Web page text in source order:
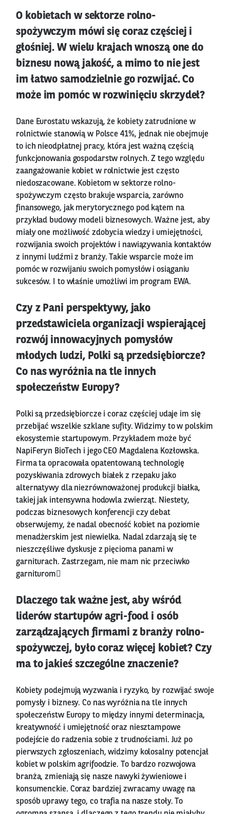
O kobietach w sektorze rolno-
spożywczym mówi się coraz częściej i
głośniej. W wielu krajach wnoszą one do
biznesu nową jakość, a mimo to nie jest
im łatwo samodzielnie go rozwijać. Co
może im pomóc w rozwinięciu skrzydeł?
Dane Eurostatu wskazują, że kobiety zatrudnione w
rolnictwie stanowią w Polsce 41%, jednak nie obejmuje
to ich nieodpłatnej pracy, która jest ważną częścią
funkcjonowania gospodarstw rolnych. Z tego względu
zaangażowanie kobiet w rolnictwie jest często
niedoszacowane. Kobietom w sektorze rolno-
spożywczym często brakuje wsparcia, zarówno
finansowego, jak merytorycznego pod kątem na
przykład budowy modeli biznesowych. Ważne jest, aby
miały one możliwość zdobycia wiedzy i umiejętności,
rozwijania swoich projektów i nawiązywania kontaktów
z innymi ludźmi z branży. Takie wsparcie może im
pomóc w rozwijaniu swoich pomysłów i osiąganiu
sukcesów. I to właśnie umożliwi im program EWA.
Czy z Pani perspektywy, jako
przedstawiciela organizacji wspierającej
rozwój innowacyjnych pomysłów
młodych ludzi, Polki są przedsiębiorcze?
Co nas wyróżnia na tle innych
społeczeństw Europy?
Polki są przedsiębiorcze i coraz częściej udaje im się
przebijać wszelkie szklane sufity. Widzimy to w polskim
ekosystemie startupowym. Przykładem może być
NapiFeryn BioTech i jego CEO Magdalena Kozłowska.
Firma ta opracowała opatentowaną technologię
pozyskiwania zdrowych białek z rzepaku jako
alternatywy dla niezrównoważonej produkcji białka,
takiej jak intensywna hodowla zwierząt. Niestety,
podczas biznesowych konferencji czy debat
obserwujemy, że nadal obecność kobiet na poziomie
menadżerskim jest niewielka. Nadal zdarzają się te
nieszczęśliwe dyskusje z pięcioma panami w
garniturach. Zastrzegam, nie mam nic przeciwko
garniturom
Dlaczego tak ważne jest, aby wśród
liderów startupów agri-food i osób
zarządzających firmami z branży rolno-
spożywczej, było coraz więcej kobiet? Czy
ma to jakieś szczególne znaczenie?
Kobiety podejmują wyzwania i ryzyko, by rozwijać swoje
pomysły i biznesy. Co nas wyróżnia na tle innych
społeczeństw Europy to między innymi determinacja,
kreatywność i umiejętność oraz niesztampowe
podejście do radzenia sobie z trudnościami. Już po
pierwszych zgłoszeniach, widzimy kolosalny potencjał
kobiet w polskim agrifoodzie. To bardzo rozwojowa
branża, zmieniają się nasze nawyki żywieniowe i
konsumenckie. Coraz bardziej zwracamy uwagę na
sposób uprawy tego, co trafia na nasze stoły. To